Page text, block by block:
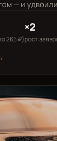
— и
265 ₽)
×2
рост